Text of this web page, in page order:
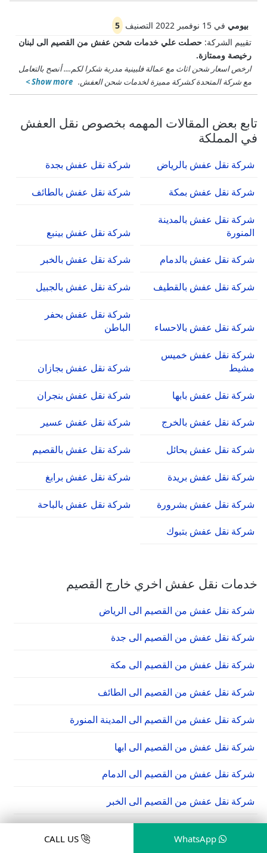
بيومي في 15 نوفمبر 2022 التصنيف 5
تقييم الشركة: حصلت علي خدمات شحن عفش من القصيم الى لبنان
رخيصة وممتازة.
ارخص اسعار شحن اثاث مع عمالة فلبينية مدربة شكرا لكم....أنصح بالتعامل
مع شركة المتحدة كشركة مميزة لخدمات شحن العفش. Show more >
تابع بعض المقالات المهمه بخصوص نقل العفش
في المملكة
شركة نقل عفش بالرياض
شركة نقل عفش بجدة
شركة نقل عفش بمكة
شركة نقل عفش بالطائف
شركة نقل عفش بالمدينة
المنورة
شركة نقل عفش بينبع
شركة نقل عفش بالدمام
شركة نقل عفش بالخبر
شركة نقل عفش بالقطيف
شركة نقل عفش بالجبيل
شركة نقل عفش بالاحساء
شركة نقل عفش بحفر
الباطن
شركة نقل عفش خميس
مشيط
شركة نقل عفش بجازان
شركة نقل عفش بابها
شركة نقل عفش بنجران
شركة نقل عفش بالخرج
شركة نقل عفش عسير
شركة نقل عفش بحائل
شركة نقل عفش بالقصيم
شركة نقل عفش بريدة
شركة نقل عفش برابغ
شركة نقل عفش بشرورة
شركة نقل عفش بالباحة
شركة نقل عفش بتبوك
خدمات نقل عفش اخري خارج القصيم
شركة نقل عفش من القصيم الى الرياض
شركة نقل عفش من القصيم الى جدة
شركة نقل عفش من القصيم الى مكة
شركة نقل عفش من القصيم الى الطائف
شركة نقل عفش من القصيم الى المدينة المنورة
شركة نقل عفش من القصيم الى ابها
شركة نقل عفش من القصيم الى الدمام
شركة نقل عفش من القصيم الى الخبر
CALL US